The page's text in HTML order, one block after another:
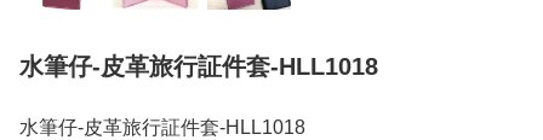
水筆仔-皮革旅行証件套-HLL1018
水筆仔-皮革旅行証件套-HLL1018